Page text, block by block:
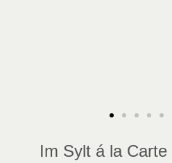
Im Sylt á la